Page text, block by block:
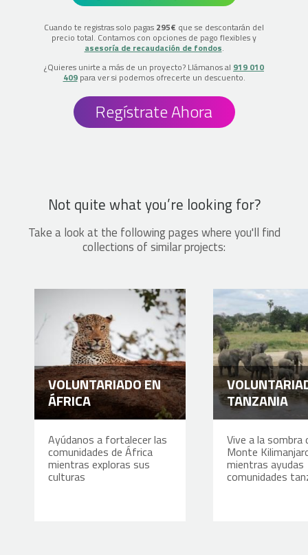
Cuando te registras solo pagas 295€ que se descontarán del
precio total. Contamos con opciones de pago flexibles y
asesoría de recaudación de fondos.
¿Quieres unirte a más de un proyecto? Llámanos al 919 010
409para ver si podemos ofrecerte un descuento.
Regístrate Ahora
Not quite what you’re looking for?
Take a look at the following pages where you'll find
collections of similar projects:
VOLUNTARIADO EN
ÁFRICA
Ayúdanos a fortalecer las
comunidades de África
mientras exploras sus
culturas
TANZANIA
Vive a la sombra
Monte
mientras ayudas
comunidades